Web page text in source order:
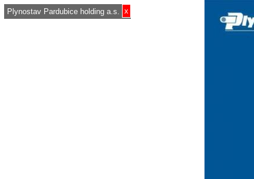
x
Plynostav Pardubice holding a.s.